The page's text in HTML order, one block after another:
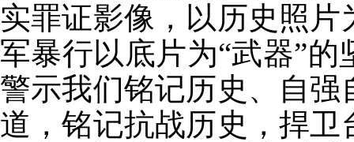
实罪证影像，以历史照
军暴行以底片为“武器”
警示我们铭记历史、自
道，铭记抗战历史，捍